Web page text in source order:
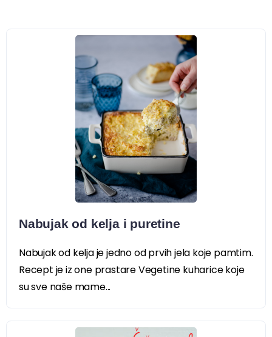
Nabujak od kelja i puretine
Nabujak od kelja je jedno od prvih jela koje pamtim.
Recept je iz one prastare Vegetine kuharice koje
su sve naše mame...